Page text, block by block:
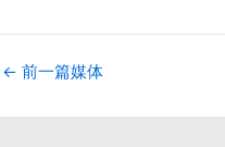
← 前一篇媒体